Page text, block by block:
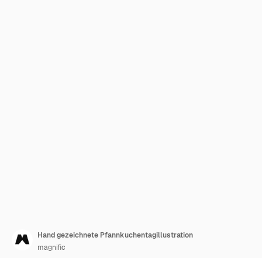
Hand gezeichnete Pfannkuchentagillustration
magnific